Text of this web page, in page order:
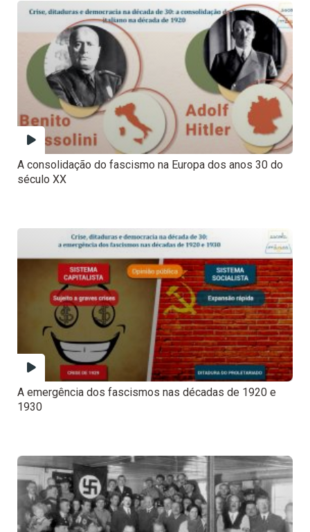
A consolidação do fascismo na Europa dos anos 30 do
século XX
A emergência dos fascismos nas décadas de 1920 e
1930